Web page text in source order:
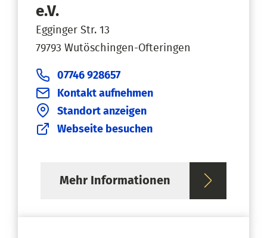
e.V.
Egginger Str. 13
79793 Wutöschingen-Ofteringen
07746 928657
Kontakt aufnehmen
Standort anzeigen
Webseite besuchen
Mehr Informationen